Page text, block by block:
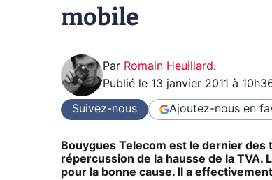
mobile
Par Romain Heuillard.
Publié le 13 janvier 2011 à
Suivez-nous Ajoutez-nous en
Bouygues Telecom est le dernier
répercussion de la hausse de la
pour la bonne cause. Il a